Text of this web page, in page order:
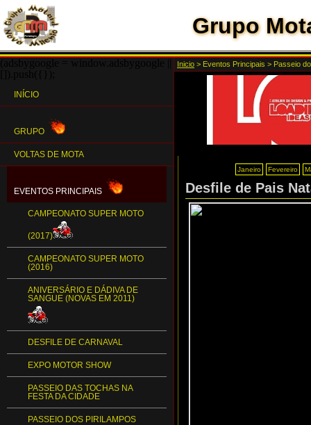
Grupo
INÍCIO
GRUPO
VOLTAS DE MOTA
EVENTOS PRINCIPAIS
CAMPEONATO SUPER MOTO
(2017)
CAMPEONATO SUPER MOTO
(2016)
ANIVERSÁRIO E DÁDIVA DE
SANGUE (NOVAS EM 2011)
DESFILE DE CARNAVAL
EXPO MOTOR SHOW
PASSEIO DAS TOCHAS NA
FESTA DA CIDADE
PASSEIO DOS PIRILAMPOS
Inicio > Eventos Principais > Passeio
Janeiro Fevereiro
Desfile de Pais